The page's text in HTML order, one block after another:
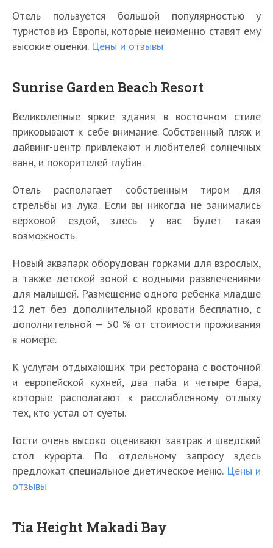
Отель пользуется большой популярностью у
туристов из Европы, которые неизменно ставят ему
высокие оценки. Цены и отзывы
Sunrise Garden Beach Resort
Великолепные яркие здания в восточном стиле
приковывают к себе внимание. Собственный пляж и
дайвинг-центр привлекают и любителей солнечных
ванн, и покорителей глубин.
Отель располагает собственным тиром для
стрельбы из лука. Если вы никогда не занимались
верховой ездой, здесь у вас будет такая
возможность.
Новый аквапарк оборудован горками для взрослых,
а также детской зоной с водными развлечениями
для малышей. Размещение одного ребенка младше
12 лет без дополнительной кровати бесплатно, с
дополнительной — 50 % от стоимости проживания
в номере.
К услугам отдыхающих три ресторана с восточной
и европейской кухней, два паба и четыре бара,
которые располагают к расслабленному отдыху
тех, кто устал от суеты.
Гости очень высоко оценивают завтрак и шведский
стол курорта. По отдельному запросу здесь
предложат специальное диетическое меню. Цены и
отзывы
Tia Height Makadi Bay